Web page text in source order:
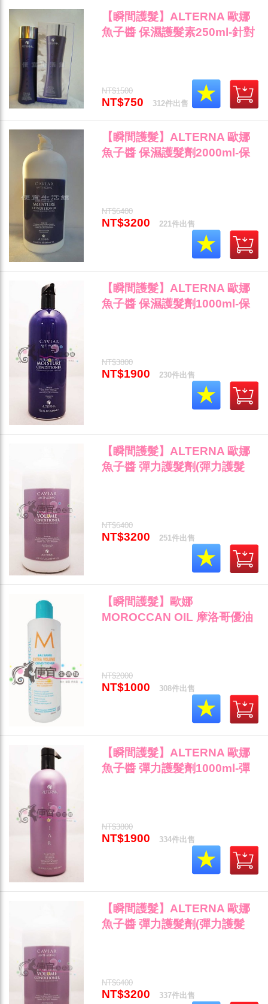
【瞬間護髮】ALTERNA 歐娜
魚子醬 保濕護髮素250ml-針對
NT$1500
NT$750 312件出售
【瞬間護髮】ALTERNA 歐娜
魚子醬 保濕護髮劑2000ml-保
NT$6400
NT$3200 221件出售
【瞬間護髮】ALTERNA 歐娜
魚子醬 保濕護髮劑1000ml-保
NT$3800
NT$1900 230件出售
【瞬間護髮】ALTERNA 歐娜
魚子醬 彈力護髮劑(彈力護髮
NT$6400
NT$3200 251件出售
【瞬間護髮】歐娜
MOROCCAN OIL 摩洛哥優油
NT$2000
NT$1000 308件出售
【瞬間護髮】ALTERNA 歐娜
魚子醬 彈力護髮劑1000ml-彈
NT$3800
NT$1900 334件出售
【瞬間護髮】ALTERNA 歐娜
魚子醬 彈力護髮劑(彈力護髮
NT$6400
NT$3200 337件出售